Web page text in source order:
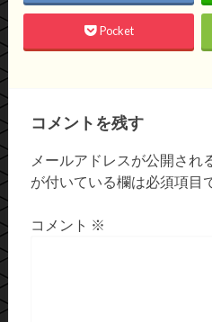
Pocket
コメントを残す
メールアドレスが公開され
が付いている欄は必須項目
コメント ※